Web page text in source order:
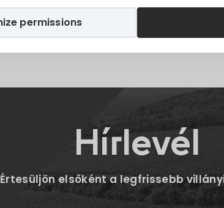
permissions
Twitter E-mail
Hírlevél
Értesüljön elsőként a legfrissebb